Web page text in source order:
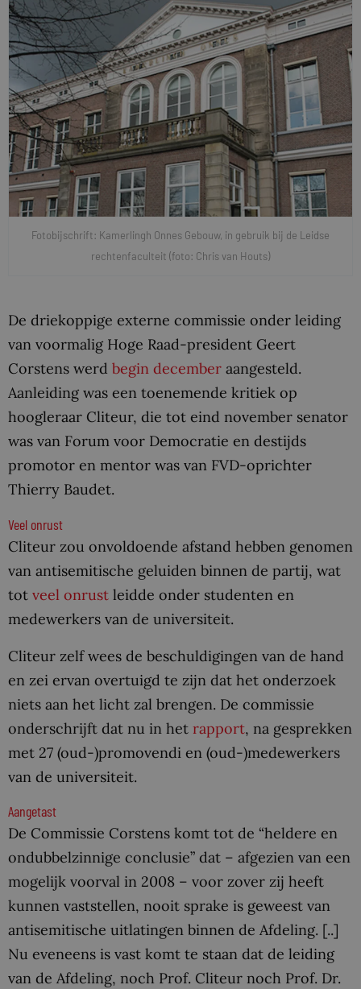
Fotobijschrift: Kamerlingh Onnes Gebouw, in gebruik bij de Leidse
rechtenfaculteit (foto: Chris van Houts)
De driekoppige externe commissie onder leiding
van voormalig Hoge Raad-president Geert
Corstens werd begin december aangesteld.
Aanleiding was een toenemende kritiek op
hoogleraar Cliteur, die tot eind november senator
was van Forum voor Democratie en destijds
promotor en mentor was van FVD-oprichter
Thierry Baudet.
Veel onrust
Cliteur zou onvoldoende afstand hebben genomen
van antisemitische geluiden binnen de partij, wat
tot veel onrust leidde onder studenten en
medewerkers van de universiteit.
Cliteur zelf wees de beschuldigingen van de hand
en zei ervan overtuigd te zijn dat het onderzoek
niets aan het licht zal brengen. De commissie
onderschrijft dat nu in het rapport, na gesprekken
met 27 (oud-)promovendi en (oud-)medewerkers
van de universiteit.
Aangetast
De Commissie Corstens komt tot de “heldere en
ondubbelzinnige conclusie” dat – afgezien van een
mogelijk voorval in 2008 – voor zover zij heeft
kunnen vaststellen, nooit sprake is geweest van
antisemitische uitlatingen binnen de Afdeling. [..]
Nu eveneens is vast komt te staan dat de leiding
van de Afdeling, noch Prof. Cliteur noch Prof. Dr.